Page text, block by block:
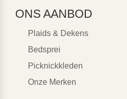
ONS AANBOD
Plaids & Dekens
Bedsprei
Picknickkleden
Onze Merken